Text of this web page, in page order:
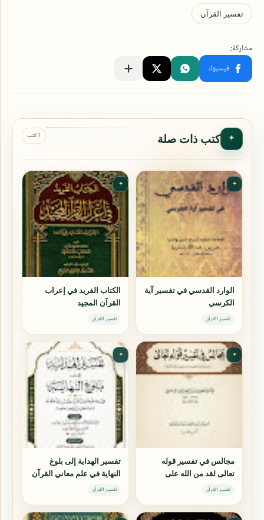
✦ كتب ذات صلة ٦ كتب
✦
الوارد القدسي في تفسير آية
الكرسي
تفسير القرآن
✦
الكتاب الفريد في إعراب
القرآن المجيد
تفسير القرآن
✦
مجالس في تفسير قوله
تعالى لقد من الله على
المؤمنين إذ بعث فيهم رسولاً
تفسير القرآن
✦
تفسير الهداية إلى بلوغ
النهاية في علم معاني القرآن
وتفسيره وأحكامه وجمل من
تفسير القرآن